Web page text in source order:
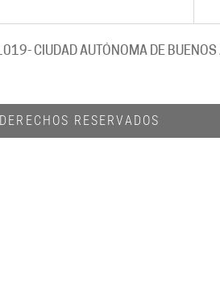
- CIUDAD AUTÓNOMA DE BUENOS
RESERVADOS